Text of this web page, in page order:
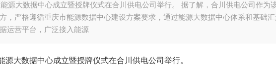
源大数据中心成立暨授牌仪式在合川供电公司举行。 据了解，合川供电公司作为
，严格遵循重庆市能源数据中心建设方案要求，通过能源大数据中心体系和基础汇
运营平台，广泛接入能源
源大数据中心成立暨授牌仪式在合川供电公司举行。